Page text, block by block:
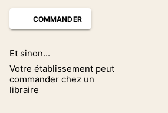
COMMANDER
Et sinon...
Votre établissement peut
commander chez un
libraire